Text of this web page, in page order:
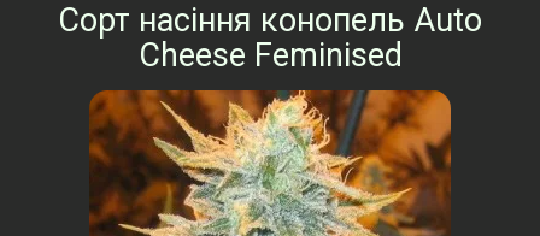
Сорт насіння конопель Auto
Cheese Feminised